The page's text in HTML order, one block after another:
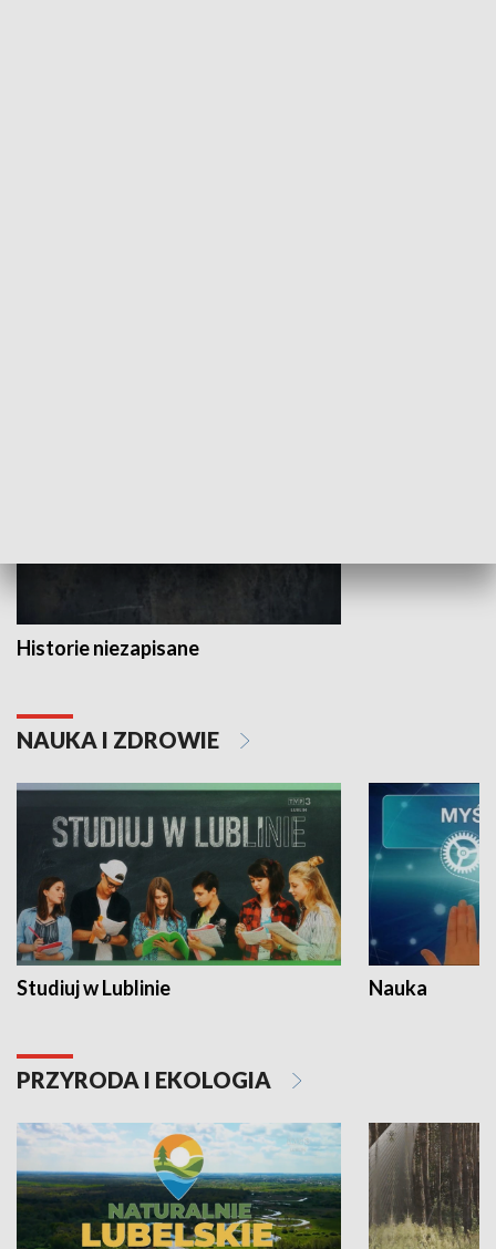
Historie niezapisane
NAUKA I ZDROWIE
Studiuj w Lublinie Nauka
PRZYRODA I EKOLOGIA